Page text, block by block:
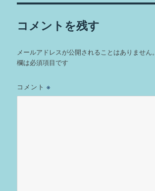
コメントを残す
メールアドレスが公開されることはありません。
欄は必須項目です
コメント※